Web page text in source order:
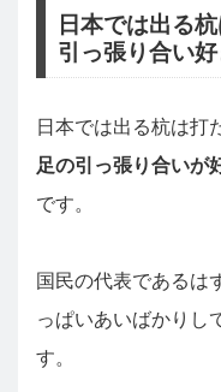
日本では出る
引っ張り合い
日本では出る杭は打
足の引っ張り合いが
です。
国民の代表であるは
っぱいあいばかりし
す。